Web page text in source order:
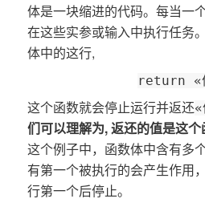
体是一块缩进的代码。每当一
在这些实参或输入中执行任务
体中的这行,
return «
这个函数就会停止运行并返还
们可以理解为,返还的值是这个
这个例子中，函数体中含有多
有第一个被执行的会产生作用
行第一个后停止。